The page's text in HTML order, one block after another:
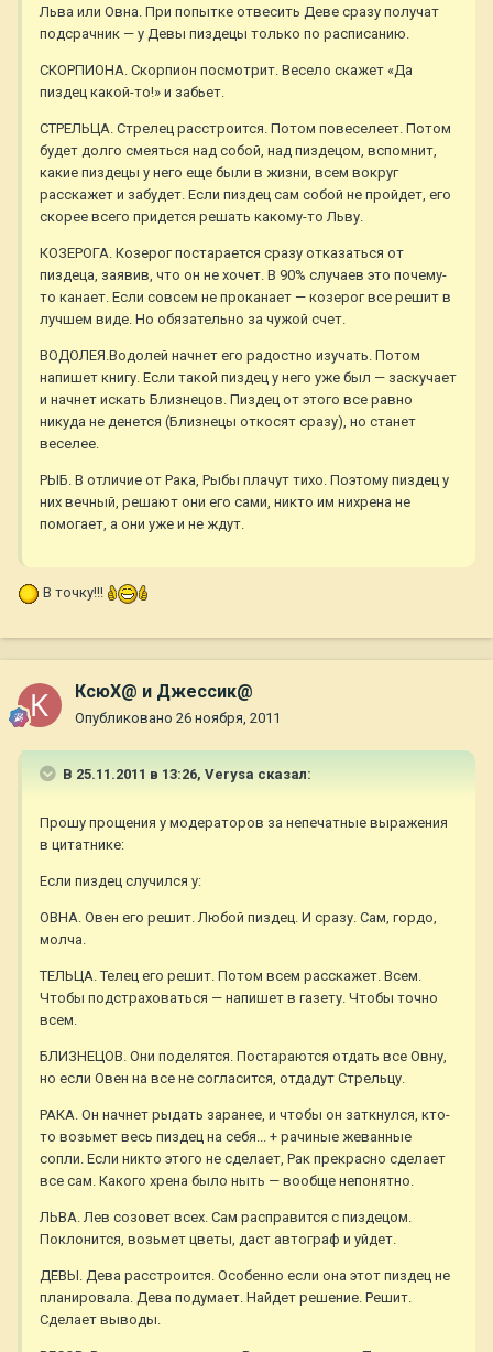
Льва или Овна. При попытке отвесить Деве сразу получат
подсрачник — у Девы пиздецы только по расписанию.
СКОРПИОНА. Скорпион посмотрит. Весело скажет «Да
пиздец какой-то!» и забьет.
СТРЕЛЬЦА. Стрелец расстроится. Потом повеселеет. Потом
будет долго смеяться над собой, над пиздецом, вспомнит,
какие пиздецы у него еще были в жизни, всем вокруг
расскажет и забудет. Если пиздец сам собой не пройдет, его
скорее всего придется решать какому-то Льву.
КОЗЕРОГА. Козерог постарается сразу отказаться от
пиздеца, заявив, что он не хочет. В 90% случаев это почему-
то канает. Если совсем не проканает — козерог все решит в
лучшем виде. Но обязательно за чужой счет.
ВОДОЛЕЯ.Водолей начнет его радостно изучать. Потом
напишет книгу. Если такой пиздец у него уже был — заскучает
и начнет искать Близнецов. Пиздец от этого все равно
никуда не денется (Близнецы откосят сразу), но станет
веселее.
РЫБ. В отличие от Рака, Рыбы плачут тихо. Поэтому пиздец у
них вечный, решают они его сами, никто им нихрена не
помогает, а они уже и не ждут.
В точку!!!
КсюХ@ и Джессик@
Опубликовано 26 ноября, 2011
В 25.11.2011 в 13:26, Verysa сказал:
Прошу прощения у модераторов за непечатные выражения
в цитатнике:
Если пиздец случился у:
ОВНА. Овен его решит. Любой пиздец. И сразу. Сам, гордо,
молча.
ТЕЛЬЦА. Телец его решит. Потом всем расскажет. Всем.
Чтобы подстраховаться — напишет в газету. Чтобы точно
всем.
БЛИЗНЕЦОВ. Они поделятся. Постараются отдать все Овну,
но если Овен на все не согласится, отдадут Стрельцу.
РАКА. Он начнет рыдать заранее, и чтобы он заткнулся, кто-
то возьмет весь пиздец на себя... + рачиные жеванные
сопли. Если никто этого не сделает, Рак прекрасно сделает
все сам. Какого хрена было ныть — вообще непонятно.
ЛЬВА. Лев созовет всех. Сам расправится с пиздецом.
Поклонится, возьмет цветы, даст автограф и уйдет.
ДЕВЫ. Дева расстроится. Особенно если она этот пиздец не
планировала. Дева подумает. Найдет решение. Решит.
Сделает выводы.